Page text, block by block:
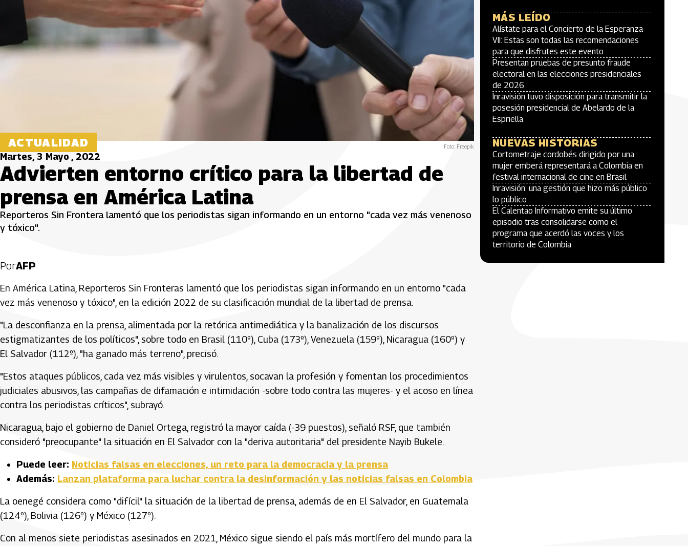
ACTUALIDAD Foto: Freepik
Martes, 3 Mayo , 2022
Advierten entorno crítico para la libertad de
prensa en América Latina
Reporteros Sin Frontera lamentó que los periodistas sigan informando en un entorno "cada vez más venenoso
y tóxico".
PorAFP
En América Latina, Reporteros Sin Fronteras lamentó que los periodistas sigan informando en un entorno "cada
vez más venenoso y tóxico", en la edición 2022 de su clasificación mundial de la libertad de prensa.
"La desconfianza en la prensa, alimentada por la retórica antimediática y la banalización de los discursos
estigmatizantes de los políticos", sobre todo en Brasil (110º), Cuba (173º), Venezuela (159º), Nicaragua (160º) y
El Salvador (112º), "ha ganado más terreno", precisó.
"Estos ataques públicos, cada vez más visibles y virulentos, socavan la profesión y fomentan los procedimientos
judiciales abusivos, las campañas de difamación e intimidación -sobre todo contra las mujeres- y el acoso en línea
contra los periodistas críticos", subrayó.
Nicaragua, bajo el gobierno de Daniel Ortega, registró la mayor caída (-39 puestos), señaló RSF, que también
consideró "preocupante" la situación en El Salvador con la "deriva autoritaria" del presidente Nayib Bukele.
Puede leer: Noticias falsas en elecciones, un reto para la democracia y la prensa
Además: Lanzan plataforma para luchar contra la desinformación y las noticias falsas en Colombia
La oenegé considera como "difícil" la situación de la libertad de prensa, además de en El Salvador, en Guatemala
(124º), Bolivia (126º) y México (127º).
Con al menos siete periodistas asesinados en 2021, México sigue siendo el país más mortífero del mundo para la
MÁS LEÍDO
Alístate para el Concierto de la Esperanza
VII: Estas son todas las recomendaciones
para que disfrutes este evento
Presentan pruebas de presunto fraude
electoral en las elecciones presidenciales
de 2026
Inravisión tuvo disposición para transmitir la
posesión presidencial de Abelardo de la
Espriella
NUEVAS HISTORIAS
Cortometraje cordobés dirigido por una
mujer emberá representará a Colombia en
festival internacional de cine en Brasil
Inravisión: una gestión que hizo más público
lo público
El Calentao Informativo emite su último
episodio tras consolidarse como el
programa que acerdó las voces y los
territorio de Colombia